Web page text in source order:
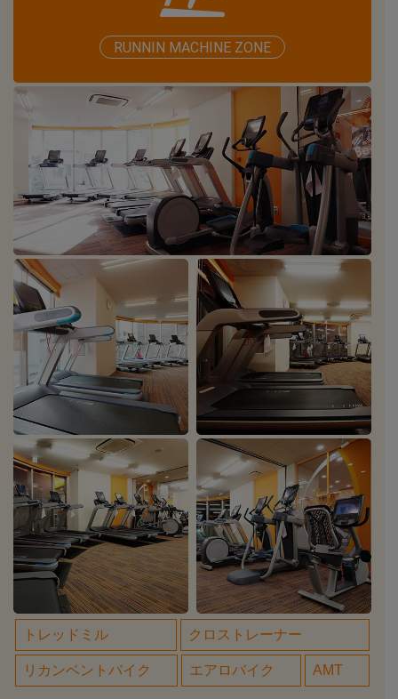
RUNNIN MACHINE ZONE
トレッドミル クロストレーナー
リカンベントバイク エアロバイク AMT